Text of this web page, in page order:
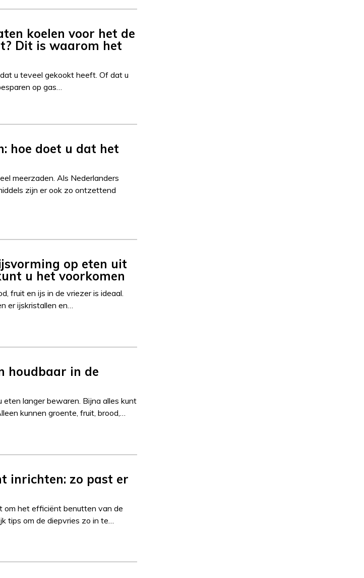
koelen voor het de
Dit is waarom het
u teveel gekookt heeft. Of dat u
op gas…
hoe doet u dat het
meerzaden. Als Nederlanders
zijn er ook zo ontzettend
op eten uit
u het voorkomen
fruit en ijs in de vriezer is ideaal.
er ijskristallen en…
houdbaar in de
eten langer bewaren. Bijna alles kunt
kunnen groente, fruit, brood,…
inrichten: zo past er
om het efficiënt benutten van de
tips om de diepvries zo in te…